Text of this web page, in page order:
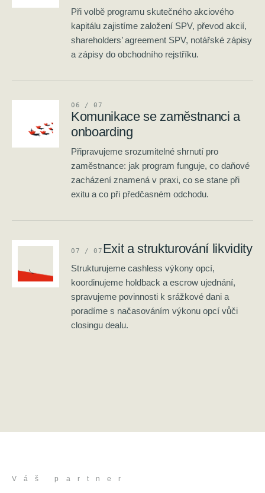
Při volbě programu skutečného akciového
kapitálu zajistíme založení SPV, převod akcií,
shareholders’ agreement SPV, notářské zápisy
a zápisy do obchodního rejstříku.
06 / 07
Komunikace se zaměstnanci a
onboarding
Připravujeme srozumitelné shrnutí pro
zaměstnance: jak program funguje, co daňové
zacházení znamená v praxi, co se stane při
exitu a co při předčasném odchodu.
07 / 07 Exit a strukturování likvidity
Strukturujeme cashless výkony opcí,
koordinujeme holdback a escrow ujednání,
spravujeme povinnosti k srážkové dani a
poradíme s načasováním výkonu opcí vůči
closingu dealu.
V á š p a r t n e r